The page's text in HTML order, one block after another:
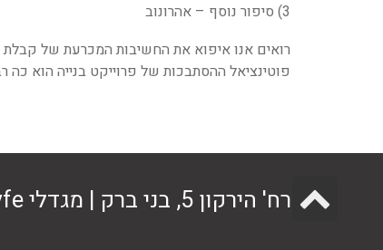
3) סיפור נוסף – אהרונוב
רואים אנו איפוא את החשיבות המכרעת של
פוטינציאל ההסתבכות של פרוייקט בנייה הוא כה
רח' הירקון 5, בני ברק | מגדלי Lyfe בניין A קומה 10 | טל' 03-6915252 | office@adh-law.co.il
גלילה